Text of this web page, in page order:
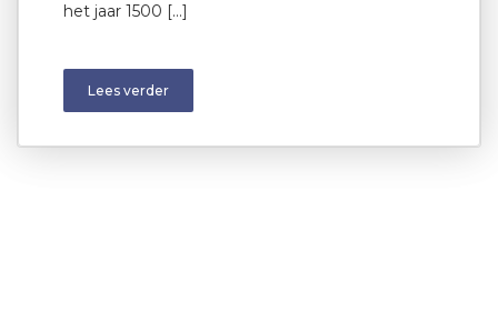
het jaar 1500 […]
Lees verder